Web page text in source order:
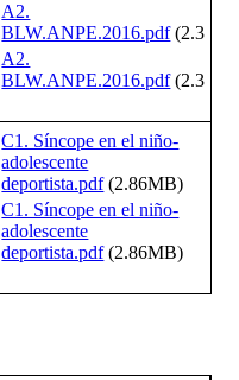
A2.
BLW.ANPE.2016.pdf
A2.
BLW.ANPE.2016.pdf
C1. Síncope en el niño-
adolescente
deportista.pdf(2.86MB)
C1. Síncope en el niño-
adolescente
deportista.pdf(2.86MB)